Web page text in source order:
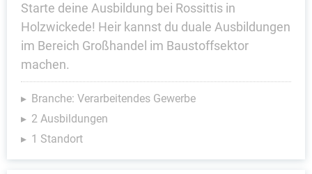
Starte deine Ausbildung bei Rossittis in
Holzwickede! Heir kannst du duale Ausbildungen
im Bereich Großhandel im Baustoffsektor
machen.
Branche: Verarbeitendes Gewerbe
2 Ausbildungen
1 Standort